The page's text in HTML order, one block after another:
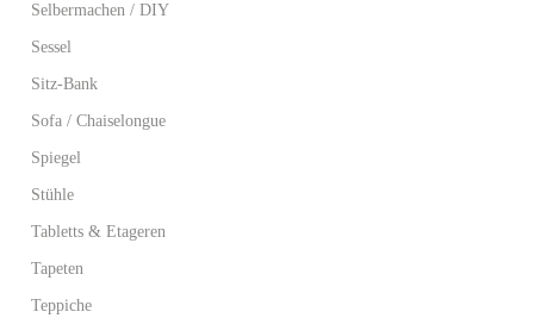
Selbermachen / DIY
Sessel
Sitz-Bank
Sofa / Chaiselongue
Spiegel
Stühle
Tabletts & Etageren
Tapeten
Teppiche